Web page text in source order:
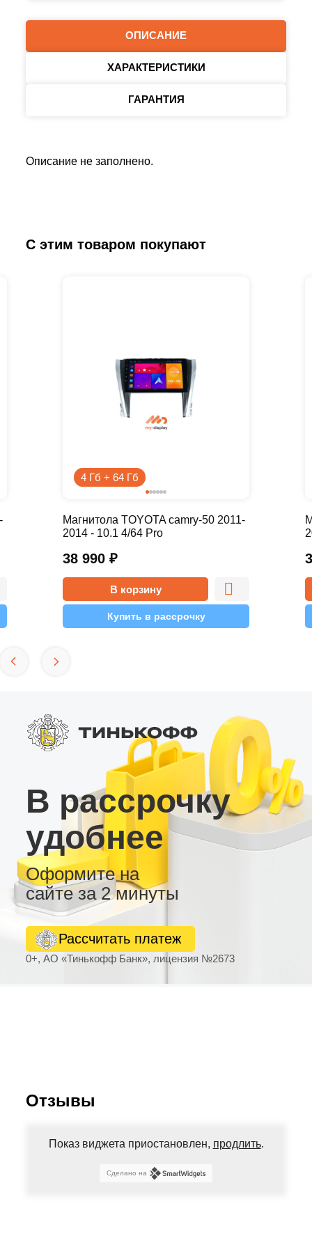
ОПИСАНИЕ
ХАРАКТЕРИСТИКИ
ГАРАНТИЯ
Описание не заполнено.
С этим товаром покупают
4 Гб + 64 Гб
38 990 ₽
Магнитола TOYOTA camry-50 2011-
2014 - 10.1 4/64 Pro
В корзину
Купить в рассрочку
В рассрочку
удобнее
Оформите на
сайте за 2 минуты
0+, АО «Тинькофф Банк», лицензия №2673
Рассчитать платеж
Отзывы
Показ виджета приостановлен, продлить.
Сделано на